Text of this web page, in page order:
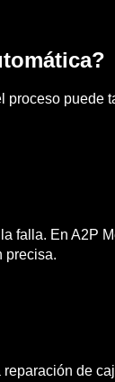
puede
falla. En A2P
precisa.
de